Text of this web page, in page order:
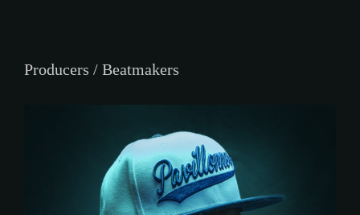
Producers / Beatmakers